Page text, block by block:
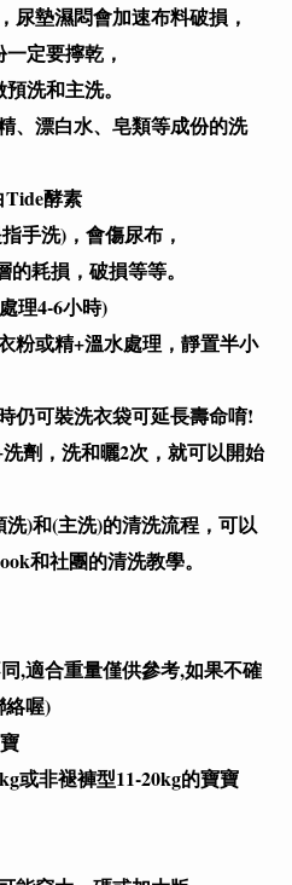
尿墊濕悶會加速布料破損，
定要擰乾，
洗和主洗。
、漂白水、皂類等成份的洗
酵素
手洗)，會傷尿布，
耗損，破損等等。
理4-6小時)
粉或精+溫水處理，靜置半小
仍可裝洗衣袋可延長壽命唷!
劑，洗和曬2次，就可以開始
)和(主洗)的清洗流程，可以
和社團的清洗教學。
,適合重量僅供參考,如果不確
絡喔)
或非褪褲型11-20kg的寶寶